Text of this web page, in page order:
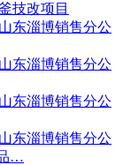
技改项目
东淄博销售分公
东淄博销售分公
东淄博销售分公
东淄博销售分公
…